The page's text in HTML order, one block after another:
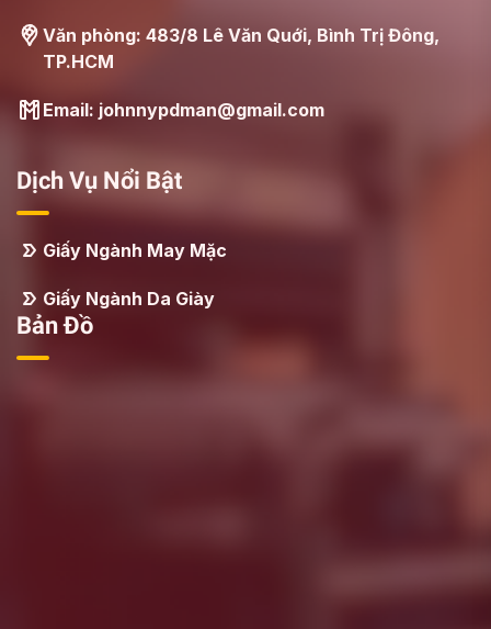
Văn phòng: 483/8 Lê Văn Quới, Bình Trị Đông,
TP.HCM
Email: johnnypdman@gmail.com
Dịch Vụ Nổi Bật
Giấy Ngành May Mặc
Giấy Ngành Da Giày
Bản Đồ